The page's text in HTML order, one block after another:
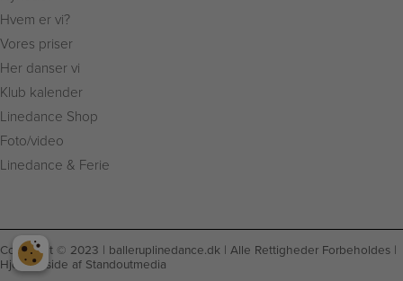
Hvem er vi?
Vores priser
Her danser vi
Klub kalender
Linedance Shop
Foto/video
Linedance & Ferie
Copyright © 2023 | balleruplinedance.dk | Alle Rettigheder Forbeholdes |
Hjemmeside af Standoutmedia